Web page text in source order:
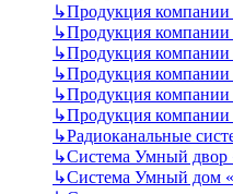
↳Продукция компании
↳Продукция компании
↳Продукция
↳Продукция
↳Продукция
↳Продукция
↳Радиоканальные
↳Система Умный
↳Система Умный дом